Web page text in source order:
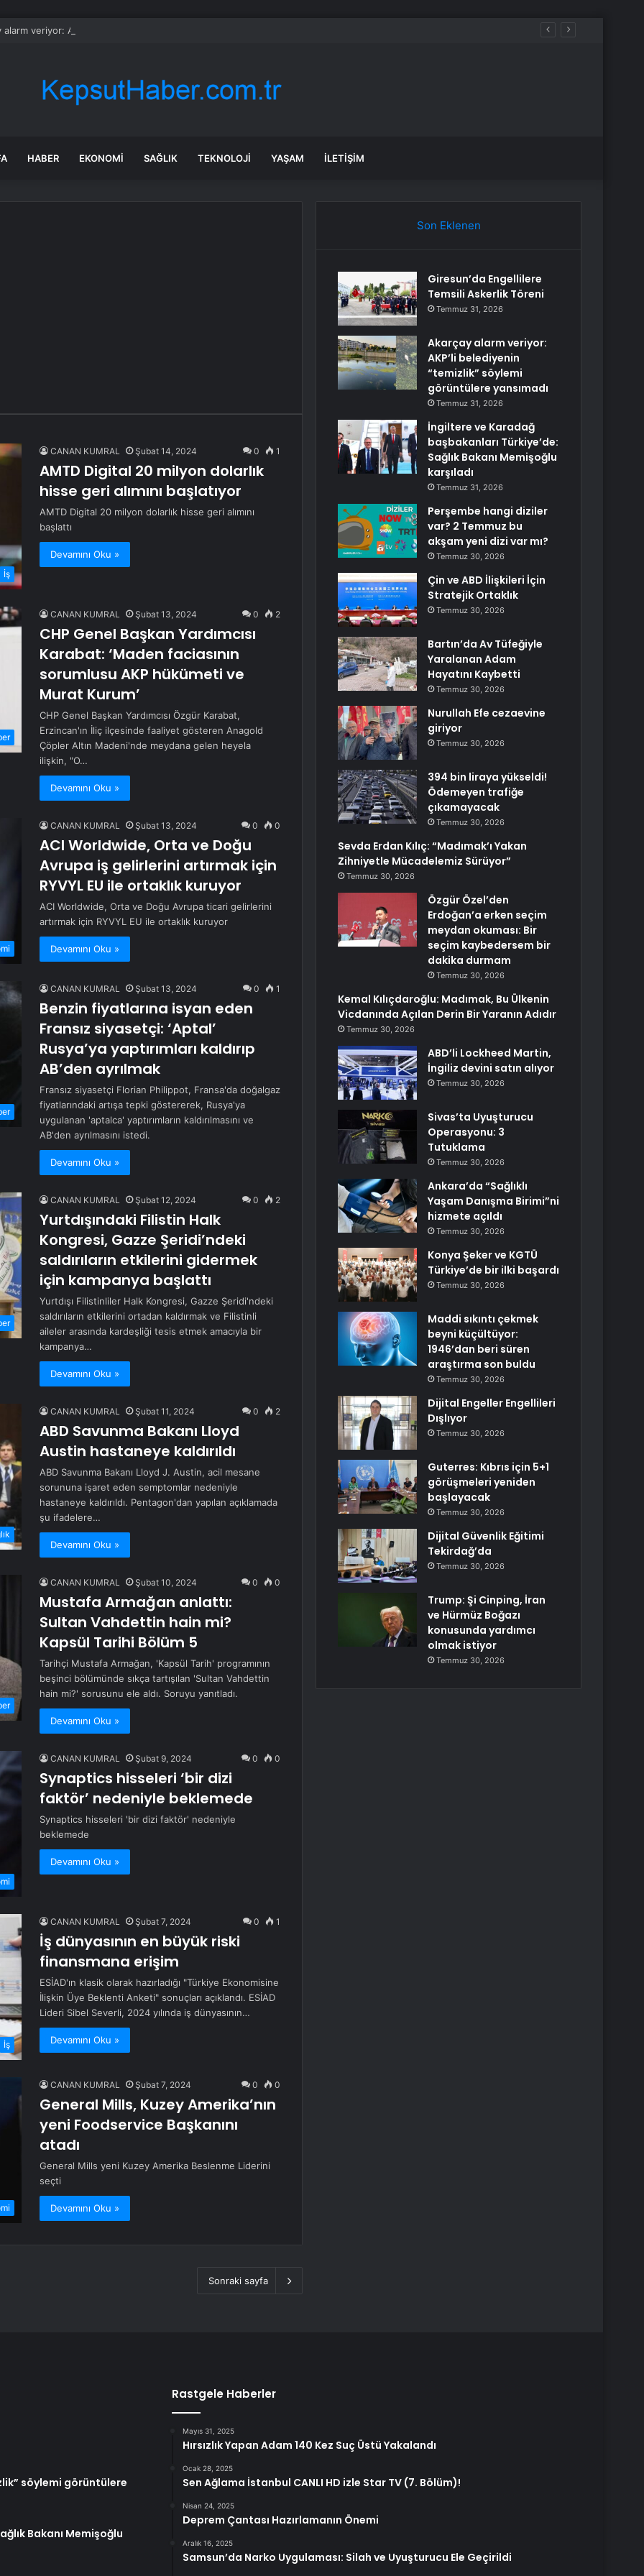
alarm veriyor: AKP’li belediyenin “temizlik” söylemi görüntülere yansımadı
HABER EKONOMI SAĞLIK TEKNOLOJI YAŞAM İLETIŞIM
İş
CANAN KUMRAL Şubat 14, 2024 0 1
AMTD Digital 20 milyon dolarlık
hisse geri alımını başlatıyor
AMTD Digital 20 milyon dolarlık hisse geri alımını
başlattı
Devamını Oku »
CANAN KUMRAL Şubat 13, 2024 0 2
CHP Genel Başkan Yardımcısı
Karabat: ‘Maden faciasının
sorumlusu AKP hükümeti ve
Murat Kurum’
CHP Genel Başkan Yardımcısı Özgür Karabat,
Erzincan'ın İliç ilçesinde faaliyet gösteren Anagold
Çöpler Altın Madeni'nde meydana gelen heyela
ilişkin, "O…
Devamını Oku »
CANAN KUMRAL Şubat 13, 2024 0 0
ACI Worldwide, Orta ve Doğu
Avrupa iş gelirlerini artırmak için
RYVYL EU ile ortaklık kuruyor
ACI Worldwide, Orta ve Doğu Avrupa ticari gelirlerini
artırmak için RYVYL EU ile ortaklık kuruyor
Devamını Oku »
CANAN KUMRAL Şubat 13, 2024 0 1
Benzin fiyatlarına isyan eden
Fransız siyasetçi: ‘Aptal’
Rusya’ya yaptırımları kaldırıp
AB’den ayrılmak
Fransız siyasetçi Florian Philippot, Fransa'da doğalgaz
fiyatlarındaki artışa tepki göstererek, Rusya'ya
uygulanan 'aptalca' yaptırımların kaldırılmasını ve
AB'den ayrılmasını istedi.
Devamını Oku »
CANAN KUMRAL Şubat 12, 2024 0 2
Yurtdışındaki Filistin Halk
Kongresi, Gazze Şeridi’ndeki
saldırıların etkilerini gidermek
için kampanya başlattı
Yurtdışı Filistinliler Halk Kongresi, Gazze Şeridi'ndeki
saldırıların etkilerini ortadan kaldırmak ve Filistinli
aileler arasında kardeşliği tesis etmek amacıyla bir
kampanya…
Devamını Oku »
CANAN KUMRAL Şubat 11, 2024 0 2
ABD Savunma Bakanı Lloyd
Austin hastaneye kaldırıldı
ABD Savunma Bakanı Lloyd J. Austin, acil mesane
sorununa işaret eden semptomlar nedeniyle
hastaneye kaldırıldı. Pentagon'dan yapılan açıklamada
şu ifadelere…
Devamını Oku »
CANAN KUMRAL Şubat 10, 2024 0 0
Mustafa Armağan anlattı:
Sultan Vahdettin hain mi?
Kapsül Tarihi Bölüm 5
Tarihçi Mustafa Armağan, 'Kapsül Tarih' programının
beşinci bölümünde sıkça tartışılan 'Sultan Vahdettin
hain mi?' sorusunu ele aldı. Soruyu yanıtladı.
Devamını Oku »
CANAN KUMRAL Şubat 9, 2024 0 0
Synaptics hisseleri ‘bir dizi
faktör’ nedeniyle beklemede
Synaptics hisseleri 'bir dizi faktör' nedeniyle
beklemede
Devamını Oku »
İş
CANAN KUMRAL Şubat 7, 2024 0 1
İş dünyasının en büyük riski
finansmana erişim
ESİAD'ın klasik olarak hazırladığı "Türkiye Ekonomisine
İlişkin Üye Beklenti Anketi" sonuçları açıklandı. ESİAD
Lideri Sibel Severli, 2024 yılında iş dünyasının…
Devamını Oku »
CANAN KUMRAL Şubat 7, 2024 0 0
General Mills, Kuzey Amerika’nın
yeni Foodservice Başkanını
atadı
General Mills yeni Kuzey Amerika Beslenme Liderini
seçti
Devamını Oku »
Sonraki sayfa
Son Eklenen
Giresun’da Engellilere
Temsili Askerlik Töreni
Temmuz 31, 2026
Akarçay alarm veriyor:
AKP’li belediyenin
“temizlik” söylemi
görüntülere yansımadı
Temmuz 31, 2026
İngiltere ve Karadağ
başbakanları Türkiye’de:
Sağlık Bakanı Memişoğlu
karşıladı
Temmuz 31, 2026
Perşembe hangi diziler
var? 2 Temmuz bu
akşam yeni dizi var mı?
Temmuz 30, 2026
Çin ve ABD İlişkileri İçin
Stratejik Ortaklık
Temmuz 30, 2026
Bartın’da Av Tüfeğiyle
Yaralanan Adam
Hayatını Kaybetti
Temmuz 30, 2026
Nurullah Efe cezaevine
giriyor
Temmuz 30, 2026
394 bin liraya yükseldi!
Ödemeyen trafiğe
çıkamayacak
Temmuz 30, 2026
Sevda Erdan Kılıç: “Madımak’ı Yakan
Zihniyetle Mücadelemiz Sürüyor”
Temmuz 30, 2026
Özgür Özel’den
Erdoğan’a erken seçim
meydan okuması: Bir
seçim kaybedersem bir
dakika durmam
Temmuz 30, 2026
Kemal Kılıçdaroğlu: Madımak, Bu Ülkenin
Vicdanında Açılan Derin Bir Yaranın Adıdır
Temmuz 30, 2026
ABD’li Lockheed Martin,
İngiliz devini satın alıyor
Temmuz 30, 2026
Sivas’ta Uyuşturucu
Operasyonu: 3
Tutuklama
Temmuz 30, 2026
Ankara’da “Sağlıklı
Yaşam Danışma Birimi”ni
hizmete açıldı
Temmuz 30, 2026
Konya Şeker ve KGTÜ
Türkiye’de bir ilki başardı
Temmuz 30, 2026
Maddi sıkıntı çekmek
beyni küçültüyor:
1946’dan beri süren
araştırma son buldu
Temmuz 30, 2026
Dijital Engeller Engellileri
Dışlıyor
Temmuz 30, 2026
Guterres: Kıbrıs için 5+1
görüşmeleri yeniden
başlayacak
Temmuz 30, 2026
Dijital Güvenlik Eğitimi
Tekirdağ’da
Temmuz 30, 2026
Trump: Şi Cinping, İran
ve Hürmüz Boğazı
konusunda yardımcı
olmak istiyor
Temmuz 30, 2026
söylemi görüntülere
Bakanı Memişoğlu
Rastgele Haberler
Mayıs 31, 2025
Hırsızlık Yapan Adam 140 Kez Suç Üstü Yakalandı
Ocak 28, 2025
Sen Ağlama İstanbul CANLI HD izle Star TV (7. Bölüm)!
Nisan 24, 2025
Deprem Çantası Hazırlamanın Önemi
Aralık 16, 2025
Samsun’da Narko Uygulaması: Silah ve Uyuşturucu Ele Geçirildi